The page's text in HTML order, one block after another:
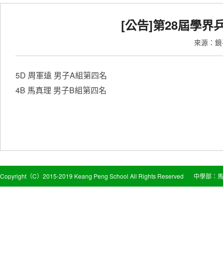
[公告]第28屆學界
來源：
5D 周軍遠 男子A組第四名
4B 馬真理 男子B組第四名
Copyright（C）2015-2019 Keang Peng School All Rights Reserved 中學部：